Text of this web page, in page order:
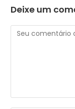
Deixe um